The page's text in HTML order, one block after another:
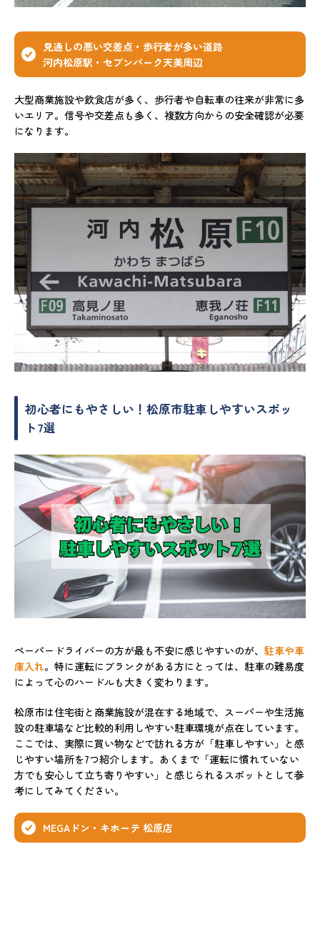
見通しの悪い交差点・歩行者が多い道路
河内松原駅・セブンパーク天美周辺
大型商業施設や飲食店が多く、歩行者や自転車の往来が非常に多
いエリア。信号や交差点も多く、複数方向からの安全確認が必要
になります。
初心者にもやさしい！松原市駐車しやすいスポッ
ト7選
ペーパードライバーの方が最も不安に感じやすいのが、 駐車や車
庫入れ。特に運転にブランクがある方にとっては、駐車の難易度
によって心のハードルも大きく変わります。
松原市は住宅街と商業施設が混在する地域で、スーパーや生活施
設の駐車場など比較的利用しやすい駐車環境が点在しています。
ここでは、実際に買い物などで訪れる方が「駐車しやすい」と感
じやすい場所を7つ紹介します。あくまで「運転に慣れていない
方でも安心して立ち寄りやすい」と感じられるスポットとして参
考にしてみてください。
MEGAドン・キホーテ 松原店